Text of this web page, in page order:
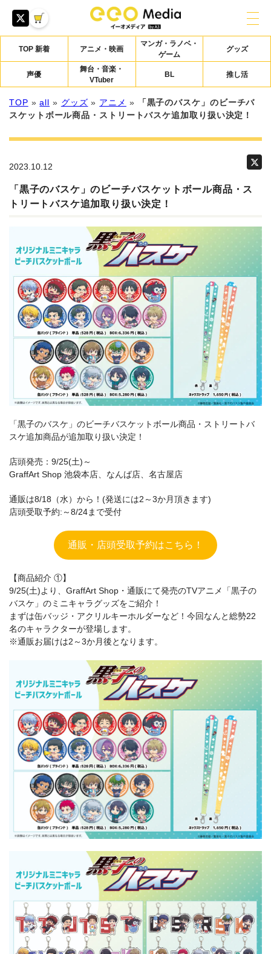
TOP 新着 アニメ・映画
マンガ・ラノベ・
ゲーム
グッズ
声優
舞台・音楽・
VTuber
BL 推し活
TOP »all » グッズ » アニメ »
「黒子のバスケ」のビーチバ
スケットボール商品・ストリートバスケ追加取り扱い決定！
2023.10.12
「黒子のバスケ」のビーチバスケットボール商品・ス
トリートバスケ追加取り扱い決定！
「黒子のバスケ」のビーチバスケットボール商品・ストリートバ
スケ追加商品が追加取り扱い決定！
店頭発売：9/25(土)～
GraffArt Shop 池袋本店、なんば店、名古屋店
通販は8/18（水）から！(発送には2～3か月頂きます)
店頭受取予約:～8/24まで受付
通販・店頭受取予約はこちら！
【商品紹介 ①】
9/25(土)より、GraffArt Shop・通販にて発売のTVアニメ「黒子の
バスケ」のミニキャラグッズをご紹介！
まずは缶バッジ・アクリルキーホルダーなど！今回なんと総勢22
名のキャラクターが登場します。
※通販お届けは2～3か月後となります。